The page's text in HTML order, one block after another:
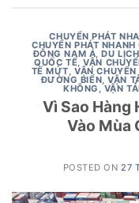
CHUYỂN PHÁT
CHUYỂN PHÁT NHANH
ĐÔNG NAM Á ,DU LỊCH
QUỐC TẾ ,VẬN
TẾ MỨT ,VẬN
ĐƯỜNG BIỂN ,VẬN
KHÔNG ,VẬN
Vì Sao Hàng
Vào Mùa
POSTED ON27